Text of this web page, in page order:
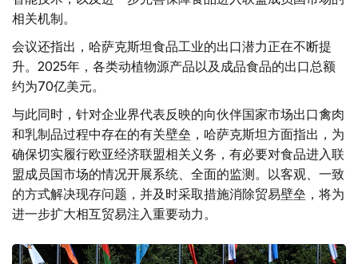
相关机制。
会议还指出，哈萨克斯坦食品工业的出口潜力正在不断提
升。2025年，各类动植物源产品以及成品食品的出口总额
约为70亿美元。
与此同时，针对企业界代表反映的向伙伴国家市场出口禽肉
和乳制品过程中存在的有关壁垒，哈萨克斯坦方面指出，为
确保切实履行欧亚经济联盟相关义务，有必要对食品进入联
盟成员国市场的情况开展系统、全面的监测。以客观、一致
的方式解决现存问题，并及时采取措施消除贸易壁垒，将为
进一步扩大相互贸易注入重要动力。